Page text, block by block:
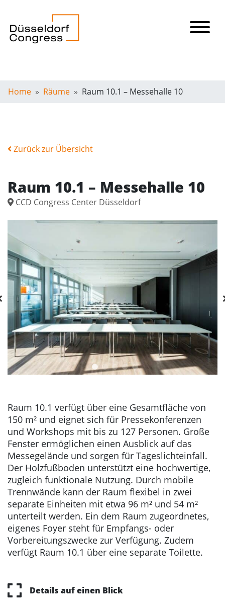
Home Räume Raum 10.1 – Messehalle 10
Zurück zur Übersicht
Raum 10.1 – Messehalle 10
CCD Congress Center Düsseldorf
Raum 10.1 verfügt über eine Gesamtfläche von
150 m² und eignet sich für Pressekonferenzen
und Workshops mit bis zu 127 Personen. Große
Fenster ermöglichen einen Ausblick auf das
Messegelände und sorgen für Tageslichteinfall.
Der Holzfußboden unterstützt eine hochwertige,
zugleich funktionale Nutzung. Durch mobile
Trennwände kann der Raum flexibel in zwei
separate Einheiten mit etwa 96 m² und 54 m²
unterteilt werden. Ein dem Raum zugeordnetes,
eigenes Foyer steht für Empfangs- oder
Vorbereitungszwecke zur Verfügung. Zudem
verfügt Raum 10.1 über eine separate Toilette.
Details auf einen Blick